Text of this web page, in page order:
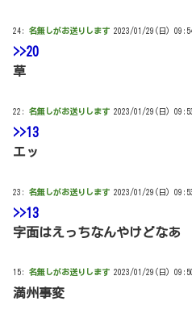
24: 名無しがお送りします 2023/01/29(日)
>>20
草
22: 名無しがお送りします 2023/01/29(日)
>>13
エッ
23: 名無しがお送りします 2023/01/29(日)
>>13
字面はえっちなんやけどなあ
15: 名無しがお送りします 2023/01/29(日)
満州事変